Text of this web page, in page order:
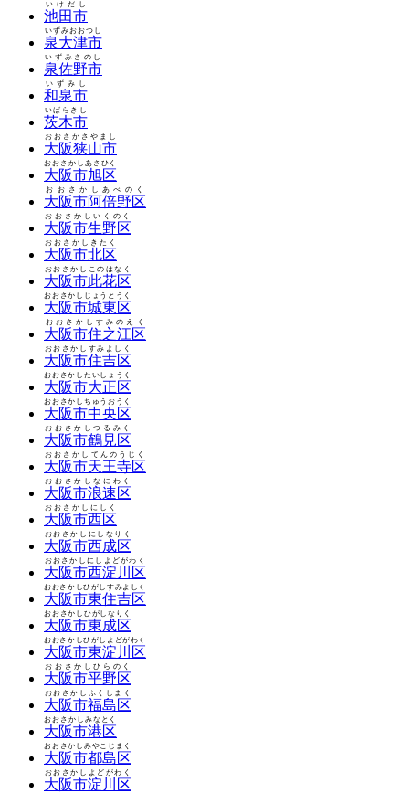
池田市
いけだし
泉大津市
いずみおおつし
泉佐野市
いずみさのし
和泉市
いずみし
茨木市
いばらきし
大阪狭山市
おおさかさやまし
大阪市旭区
おおさかしあさひく
大阪市阿倍野区
おおさかしあべのく
大阪市生野区
おおさかしいくのく
大阪市北区
おおさかしきたく
大阪市此花区
おおさかしこのはなく
大阪市城東区
おおさかしじょうとうく
大阪市住之江区
おおさかしすみのえく
大阪市住吉区
おおさかしすみよしく
大阪市大正区
おおさかしたいしょうく
大阪市中央区
おおさかしちゅうおうく
大阪市鶴見区
おおさかしつるみく
大阪市天王寺区
おおさかしてんのうじく
大阪市浪速区
おおさかしなにわく
大阪市西区
おおさかしにしく
大阪市西成区
おおさかしにしなりく
大阪市西淀川区
おおさかしにしよどがわく
大阪市東住吉区
おおさかしひがしすみよしく
大阪市東成区
おおさかしひがしなりく
大阪市東淀川区
おおさかしひがしよどがわく
大阪市平野区
おおさかしひらのく
大阪市福島区
おおさかしふくしまく
大阪市港区
おおさかしみなとく
大阪市都島区
おおさかしみやこじまく
大阪市淀川区
おおさかしよどがわく